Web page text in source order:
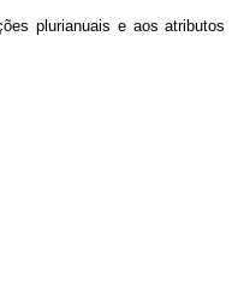
plurianuais e aos atributos